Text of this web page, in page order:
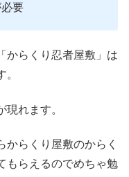
要
からくり忍者屋敷」は
れます。
らくり屋敷のからく
もらえるのでめちゃ勉